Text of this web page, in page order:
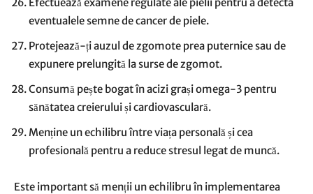
eventualele semne de cancer de piele.
Protejează-ți auzul de zgomote prea puternice sau de
expunere prelungită la surse de zgomot.
Consumă pește bogat în acizi grași omega-3 pentru
sănătatea creierului și cardiovasculară.
Menține un echilibru între viața personală și cea
profesională pentru a reduce stresul legat de muncă.
Este important să menții un echilibru în implementarea